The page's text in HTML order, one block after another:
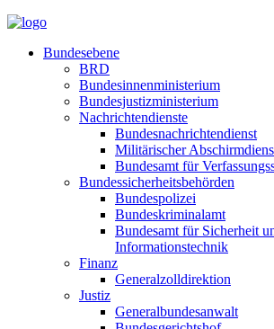
Bundesebene
BRD
Bundesinnenministerium
Bundesjustizministerium
Nachrichtendienste
Bundesnachrichtendienst
Militärischer
Bundesamt für
Bundessicherheitsbehörden
Bundespolizei
Bundeskriminalamt
Bundesamt für Sicherheit
Informationstechnik
Finanz
Generalzolldirektion
Justiz
Generalbundesanwalt